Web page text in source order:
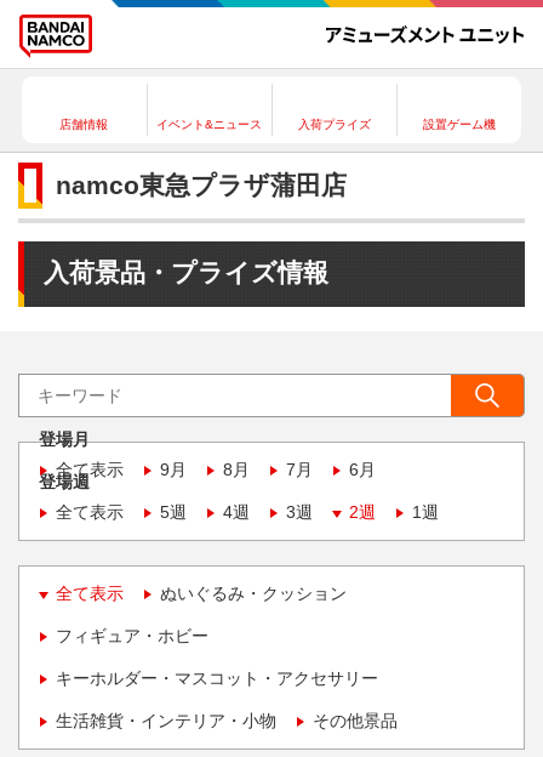
店舗情報 イベント&ニュース 入荷プライズ 設置ゲーム機
namco東急プラザ蒲田店
入荷景品・プライズ情報
登場月
全て表示
9月 8月 7月 6月
登場週
全て表示
5週 4週 3週 2週 1週
全て表示 ぬいぐるみ・クッション
フィギュア・ホビー
キーホルダー・マスコット・アクセサリー
生活雑貨・インテリア・小物 その他景品